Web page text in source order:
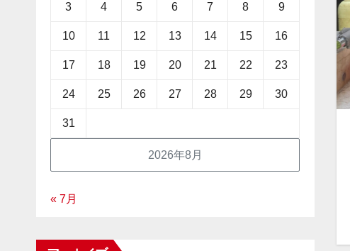
2026年8月
3 4 5 6 7 8 9
10 11 12 13 14 15 16
17 18 19 20 21 22 23
24 25 26 27 28 29 30
31
« 7月